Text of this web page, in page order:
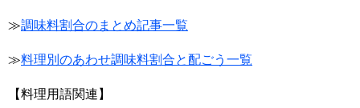
≫調味料割合のまとめ記事一覧
≫料理別のあわせ調味料割合と配ごう一覧
【料理用語関連】